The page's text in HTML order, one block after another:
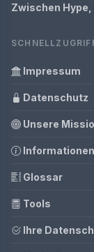
Zwischen
Impressum
Datenschutz
Unsere
Glossar
Tools
Ihre